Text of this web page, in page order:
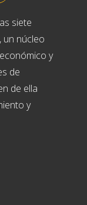
siete
un núcleo
y
de
de ella
y